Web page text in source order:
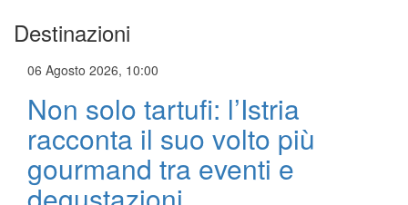
Destinazioni
06 Agosto 2026, 10:00
Non solo tartufi: l’Istria
racconta il suo volto più
gourmand tra eventi e